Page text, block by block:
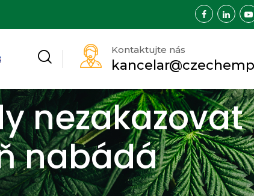
Kontaktujte nás
nezakazovat
nabádá